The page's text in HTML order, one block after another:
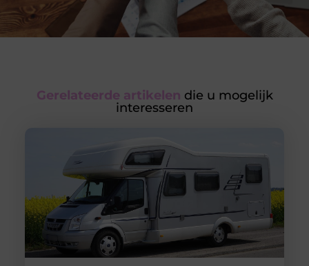
Gerelateerde artikelen die u mogelijk
interesseren